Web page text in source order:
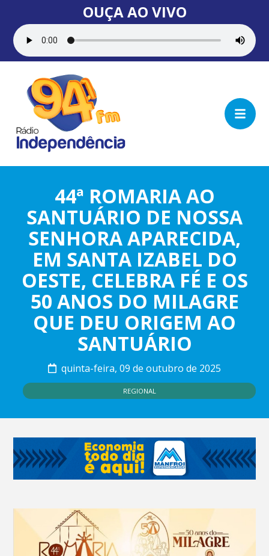
OUÇA AO VIVO
44ª ROMARIA AO
SANTUÁRIO DE NOSSA
SENHORA APARECIDA,
EM SANTA IZABEL DO
OESTE, CELEBRA FÉ E OS
50 ANOS DO MILAGRE
QUE DEU ORIGEM AO
SANTUÁRIO
quinta-feira, 09 de outubro de 2025
REGIONAL